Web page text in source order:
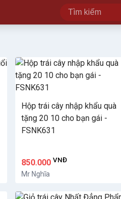
Hộp trái cây nhập khẩu quà
tặng 20 10 cho bạn gái -
FSNK631
850.000 VNĐ
Mr Nghĩa